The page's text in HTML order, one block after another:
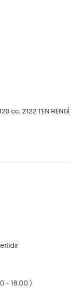
cc. 2122 TEN RENGİ
- 18.00 )